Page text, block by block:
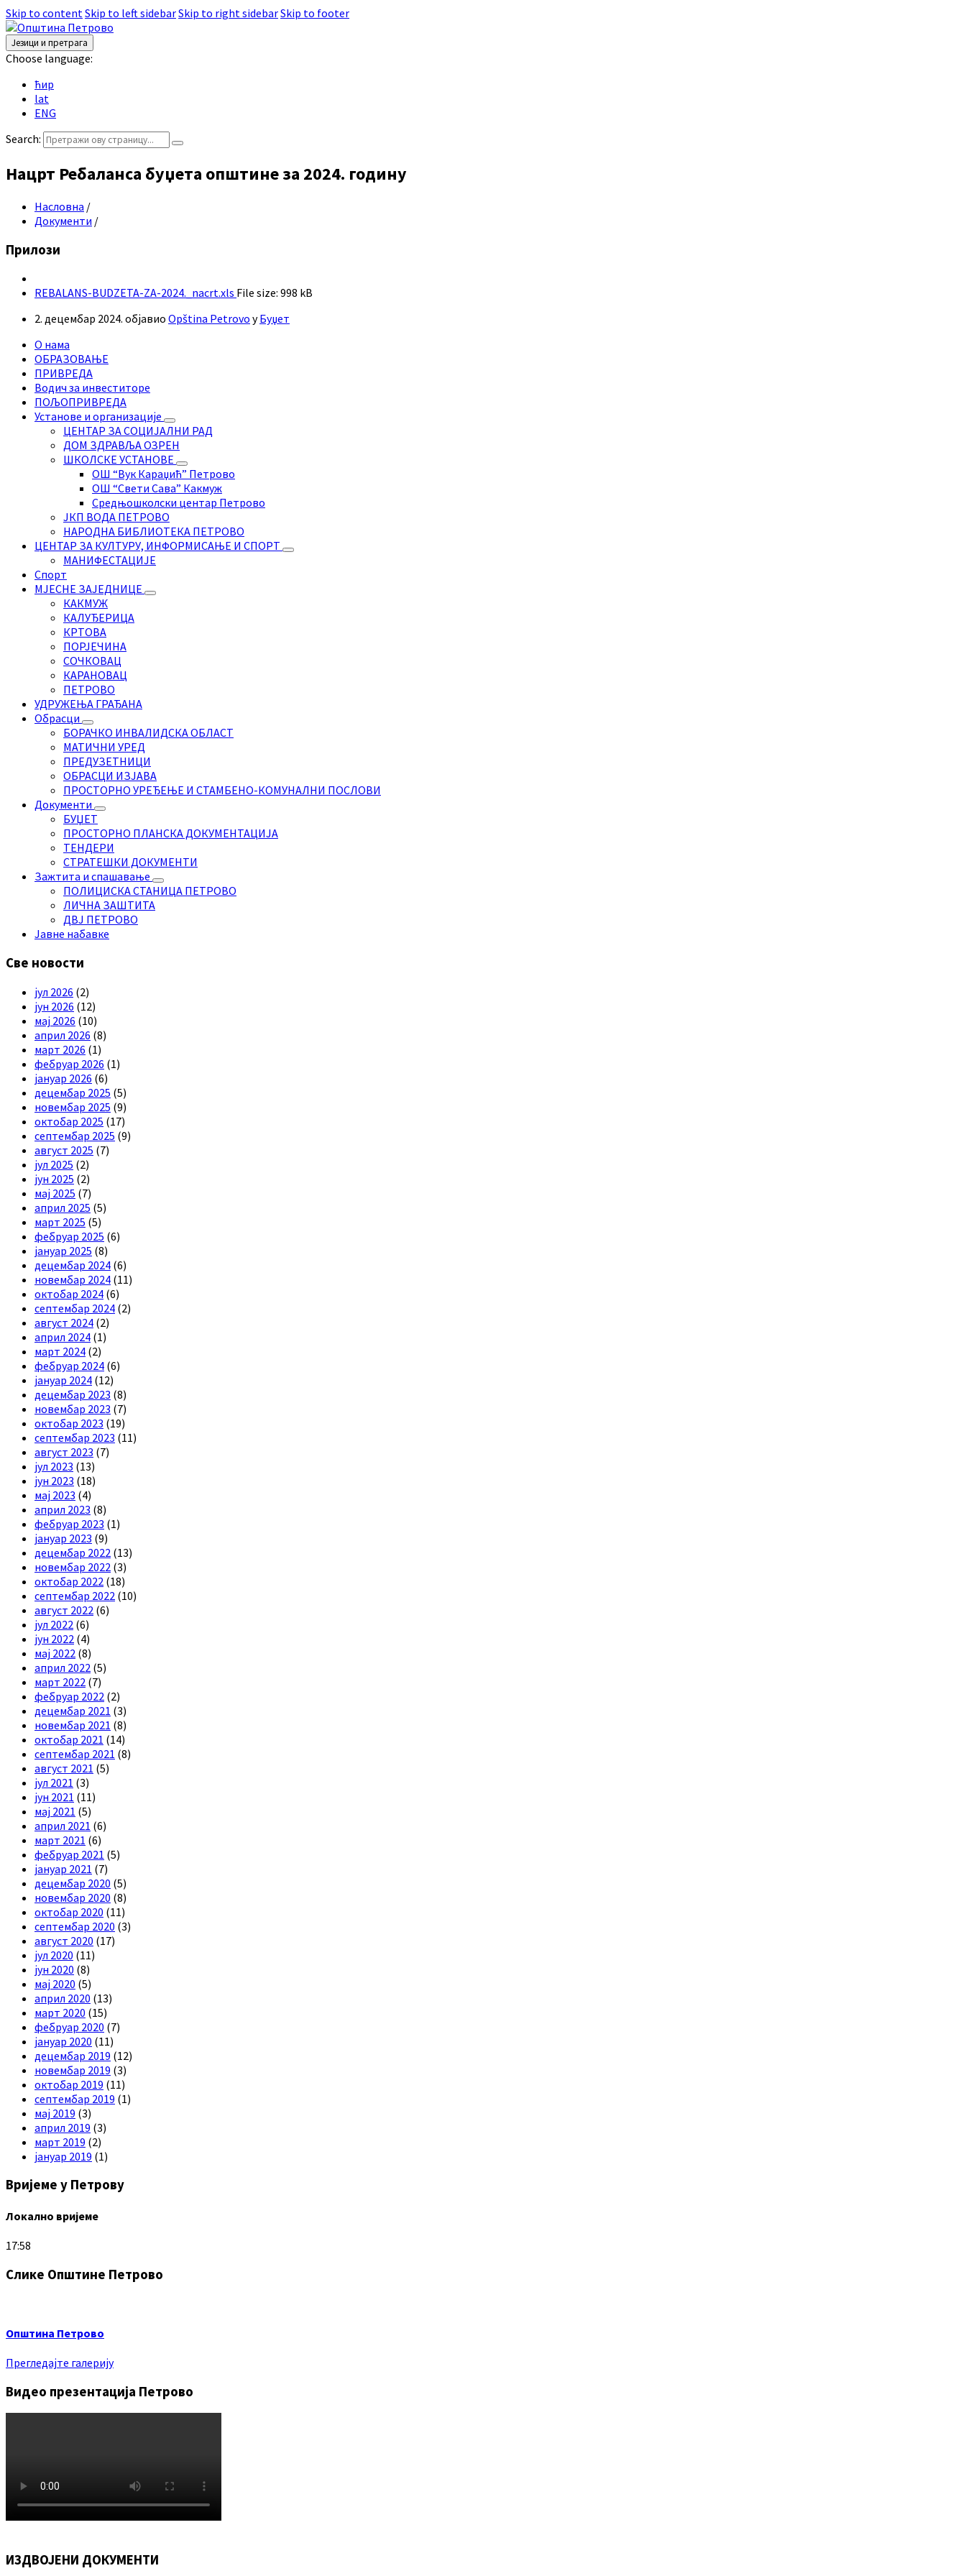
Skip to contentSkip to left sidebarSkip to right sidebarSkip to footer
Језици и претрага
Choose language:
ћир
lat
ENG
Search:
Нацрт Ребаланса буџета општине за 2024. годину
Насловна /
Документи /
Прилози
REBALANS-BUDZETA-ZA-2024._nacrt.xls File size: 998 kB
2. децембар 2024. објавио Opština Petrovo уБуџет
О нама
ОБРАЗОВАЊЕ
ПРИВРЕДА
Водич за инвеститоре
ПОЉОПРИВРЕДА
Установе и организације
ЦЕНТАР ЗА СОЦИЈАЛНИ РАД
ДОМ ЗДРАВЉА ОЗРЕН
ШКОЛСКЕ УСТАНОВЕ
ОШ “Вук Караџић” Петрово
ОШ “Свети Сава” Какмуж
Средњошколски центар Петрово
ЈКП ВОДА ПЕТРОВО
НАРОДНА БИБЛИОТЕКА ПЕТРОВО
ЦЕНТАР ЗА КУЛТУРУ, ИНФОРМИСАЊЕ И СПОРТ
МАНИФЕСТАЦИЈЕ
Спорт
МЈЕСНЕ ЗАЈЕДНИЦЕ
КАКМУЖ
КАЛУЂЕРИЦА
КРТОВА
ПОРЈЕЧИНА
СОЧКОВАЦ
КАРАНОВАЦ
ПЕТРОВО
УДРУЖЕЊА ГРАЂАНА
Обрасци
БОРАЧКО ИНВАЛИДСКА ОБЛАСТ
МАТИЧНИ УРЕД
ПРЕДУЗЕТНИЦИ
ОБРАСЦИ ИЗЈАВА
ПРОСТОРНО УРЕЂЕЊЕ И СТАМБЕНО-КОМУНАЛНИ ПОСЛОВИ
Документи
БУЏЕТ
ПРОСТОРНО ПЛАНСКА ДОКУМЕНТАЦИЈА
ТЕНДЕРИ
СТРАТЕШКИ ДОКУМЕНТИ
Зажтита и спашавање
ПОЛИЦИСКА СТАНИЦА ПЕТРОВО
ЛИЧНА ЗАШТИТА
ДВЈ ПЕТРОВО
Јавне набавке
Све новости
јул 2026 (2)
јун 2026 (12)
мај 2026 (10)
април 2026 (8)
март 2026 (1)
фебруар 2026 (1)
јануар 2026 (6)
децембар 2025 (5)
новембар 2025 (9)
октобар 2025 (17)
септембар 2025 (9)
август 2025 (7)
јул 2025 (2)
јун 2025 (2)
мај 2025 (7)
април 2025 (5)
март 2025 (5)
фебруар 2025 (6)
јануар 2025 (8)
децембар 2024 (6)
новембар 2024 (11)
октобар 2024 (6)
септембар 2024 (2)
август 2024 (2)
април 2024 (1)
март 2024 (2)
фебруар 2024 (6)
јануар 2024 (12)
децембар 2023 (8)
новембар 2023 (7)
октобар 2023 (19)
септембар 2023 (11)
август 2023 (7)
јул 2023 (13)
јун 2023 (18)
мај 2023 (4)
април 2023 (8)
фебруар 2023 (1)
јануар 2023 (9)
децембар 2022 (13)
новембар 2022 (3)
октобар 2022 (18)
септембар 2022 (10)
август 2022 (6)
јул 2022 (6)
јун 2022 (4)
мај 2022 (8)
април 2022 (5)
март 2022 (7)
фебруар 2022 (2)
децембар 2021 (3)
новембар 2021 (8)
октобар 2021 (14)
септембар 2021 (8)
август 2021 (5)
јул 2021 (3)
јун 2021 (11)
мај 2021 (5)
април 2021 (6)
март 2021 (6)
фебруар 2021 (5)
јануар 2021 (7)
децембар 2020 (5)
новембар 2020 (8)
октобар 2020 (11)
септембар 2020 (3)
август 2020 (17)
јул 2020 (11)
јун 2020 (8)
мај 2020 (5)
април 2020 (13)
март 2020 (15)
фебруар 2020 (7)
јануар 2020 (11)
децембар 2019 (12)
новембар 2019 (3)
октобар 2019 (11)
септембар 2019 (1)
мај 2019 (3)
април 2019 (3)
март 2019 (2)
јануар 2019 (1)
Вријеме у Петрову
Локално вријеме
17:58
Слике Општине Петрово
Општина Петрово
Прегледајте галерију
Видео презентација Петрово
ИЗДВОЈЕНИ ДОКУМЕНТИ